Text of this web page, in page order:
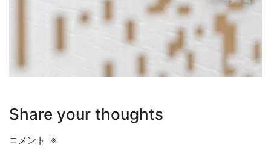
Share your thoughts
コメント ※